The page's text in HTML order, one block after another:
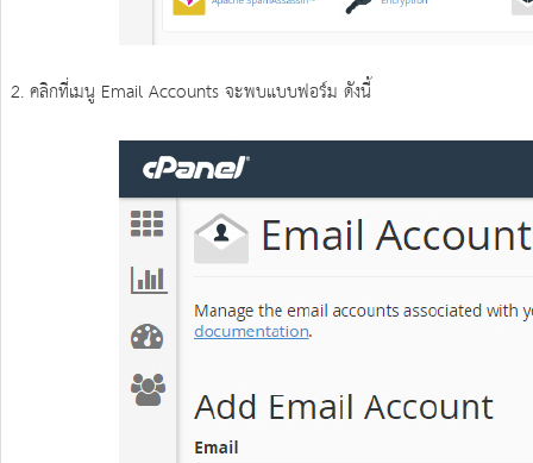
2. คลิกที่เมนู Email Accounts จะพบแบบฟอร์ม ดังนี้